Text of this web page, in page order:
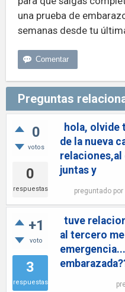
una prueba de
semanas desde tu
Preguntas
0
votos
0
respuestas
hola, olvide
de la nueva
juntas y
preguntado por
+1
voto
3
respuestas
tuve
al tercero